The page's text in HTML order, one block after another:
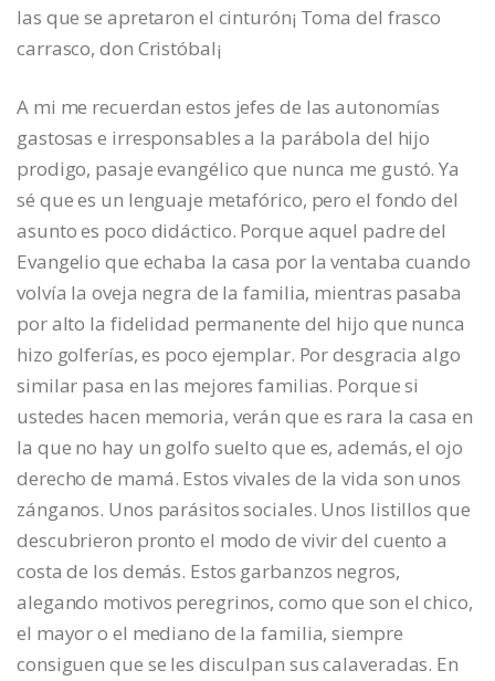
las que se apretaron el cinturón¡ Toma del frasco
carrasco, don Cristóbal¡
A mi me recuerdan estos jefes de las autonomías
gastosas e irresponsables a la parábola del hijo
prodigo, pasaje evangélico que nunca me gustó. Ya
sé que es un lenguaje metafórico, pero el fondo del
asunto es poco didáctico. Porque aquel padre del
Evangelio que echaba la casa por la ventaba cuando
volvía la oveja negra de la familia, mientras pasaba
por alto la fidelidad permanente del hijo que nunca
hizo golferías, es poco ejemplar. Por desgracia algo
similar pasa en las mejores familias. Porque si
ustedes hacen memoria, verán que es rara la casa en
la que no hay un golfo suelto que es, además, el ojo
derecho de mamá. Estos vivales de la vida son unos
zánganos. Unos parásitos sociales. Unos listillos que
descubrieron pronto el modo de vivir del cuento a
costa de los demás. Estos garbanzos negros,
alegando motivos peregrinos, como que son el chico,
el mayor o el mediano de la familia, siempre
consiguen que se les disculpan sus calaveradas. En